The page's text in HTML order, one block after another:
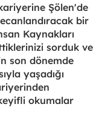
Şölen'de
bir
Kaynakları
sorduk ve
son dönemde
yaşadığı
okumalar